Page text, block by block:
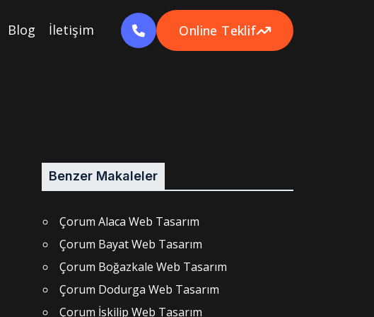
Blog İletişim Online Teklif
Benzer Makaleler
Çorum Alaca Web Tasarım
Çorum Bayat Web Tasarım
Çorum Boğazkale Web Tasarım
Çorum Dodurga Web Tasarım
Çorum İskilip Web Tasarım